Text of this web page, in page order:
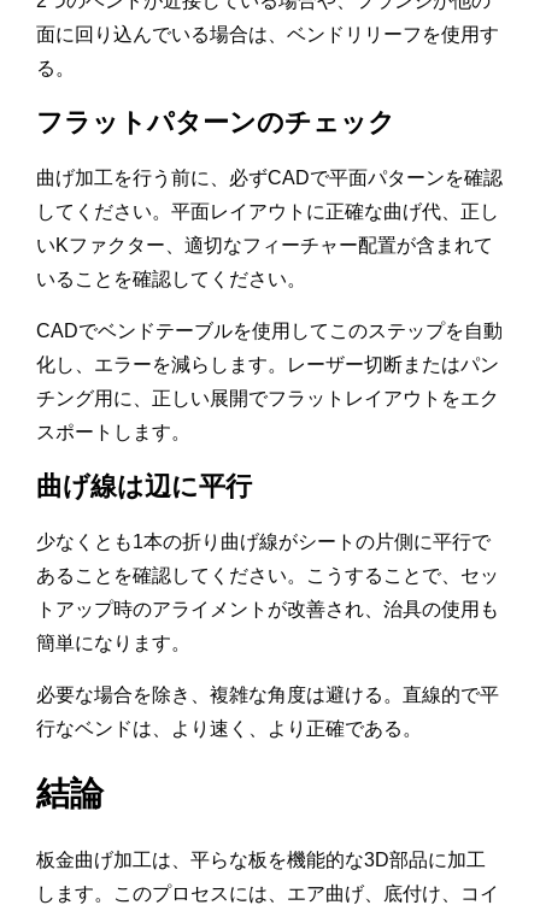
面に回り込んでいる場合は、ベンドリリーフを使用す
る。
フラットパターンのチェック
曲げ加工を行う前に、必ずCADで平面パターンを確認
してください。平面レイアウトに正確な曲げ代、正し
いKファクター、適切なフィーチャー配置が含まれて
いることを確認してください。
CADでベンドテーブルを使用してこのステップを自動
化し、エラーを減らします。レーザー切断またはパン
チング用に、正しい展開でフラットレイアウトをエク
スポートします。
曲げ線は辺に平行
少なくとも1本の折り曲げ線がシートの片側に平行で
あることを確認してください。こうすることで、セッ
トアップ時のアライメントが改善され、治具の使用も
簡単になります。
必要な場合を除き、複雑な角度は避ける。直線的で平
行なベンドは、より速く、より正確である。
結論
板金曲げ加工は、平らな板を機能的な3D部品に加工
します。このプロセスには、エア曲げ、底付け、コイ